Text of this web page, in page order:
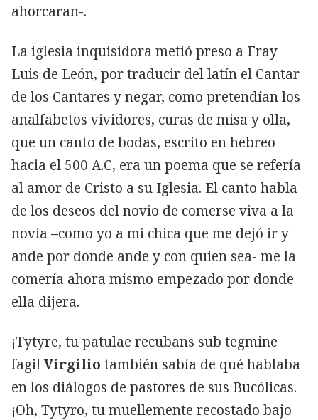
ahorcaran-.
La iglesia inquisidora metió preso a Fray
Luis de León, por traducir del latín el Cantar
de los Cantares y negar, como pretendían los
analfabetos vividores, curas de misa y olla,
que un canto de bodas, escrito en hebreo
hacia el 500 A.C, era un poema que se refería
al amor de Cristo a su Iglesia. El canto habla
de los deseos del novio de comerse viva a la
novia –como yo a mi chica que me dejó ir y
ande por donde ande y con quien sea- me la
comería ahora mismo empezado por donde
ella dijera.
¡Tytyre, tu patulae recubans sub tegmine
fagi! Virgilio también sabía de qué hablaba
en los diálogos de pastores de sus Bucólicas.
¡Oh, Tytyro, tu muellemente recostado bajo